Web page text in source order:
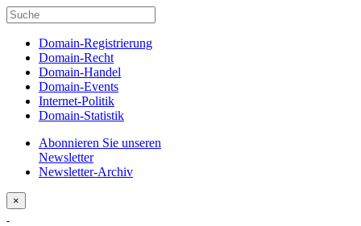
Domain-Registrierung
Domain-Recht
Domain-Handel
Domain-Events
Internet-Politik
Domain-Statistik
Abonnieren Sie unseren
Newsletter
Newsletter-Archiv
×